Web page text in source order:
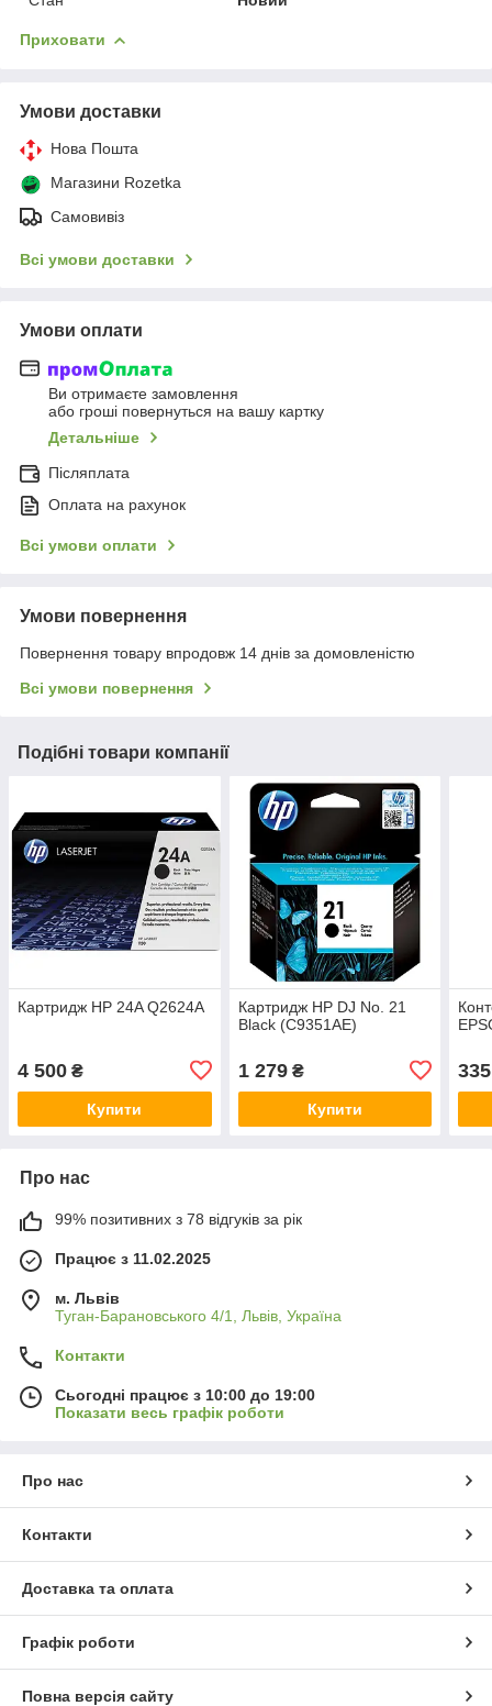
Приховати
Умови доставки
Нова Пошта
Магазини Rozetka
Самовивіз
Всі умови доставки
Умови оплати
Ви отримаєте замовлення
або гроші повернуться на вашу картку
Детальніше
Післяплата
Оплата на рахунок
Всі умови оплати
Умови повернення
Повернення товару впродовж 14 днів за домовленістю
Всі умови повернення
Подібні товари компанії
Картридж HP 24A Q2624A
4 500 ₴
Купити
Картридж HP DJ No. 21
Black (C9351AE)
1 279₴
Купити
335
Про нас
99% позитивних з 78 відгуків за рік
Працює з 11.02.2025
м. Львів
Туган-Барановського 4/1, Львів, Україна
Контакти
Сьогодні працює з 10:00 до 19:00
Показати весь графік роботи
Про нас
Контакти
Доставка та оплата
Графік роботи
Повна версія сайту